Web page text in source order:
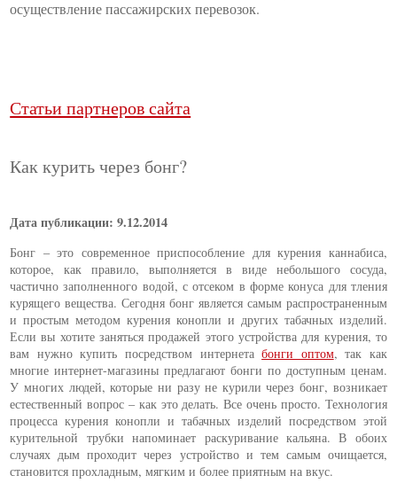
осуществление пассажирских перевозок.
Статьи партнеров сайта
Как курить через бонг?
Дата публикации: 9.12.2014
Бонг – это современное приспособление для курения каннабиса,
которое, как правило, выполняется в виде небольшого сосуда,
частично заполненного водой, с отсеком в форме конуса для тления
курящего вещества. Сегодня бонг является самым распространенным
и простым методом курения конопли и других табачных изделий.
Если вы хотите заняться продажей этого устройства для курения, то
вам нужно купить посредством интернетабонги оптом, так как
многие интернет-магазины предлагают бонги по доступным ценам.
У многих людей, которые ни разу не курили через бонг, возникает
естественный вопрос – как это делать. Все очень просто. Технология
процесса курения конопли и табачных изделий посредством этой
курительной трубки напоминает раскуривание кальяна. В обоих
случаях дым проходит через устройство и тем самым очищается,
становится прохладным, мягким и более приятным на вкус.